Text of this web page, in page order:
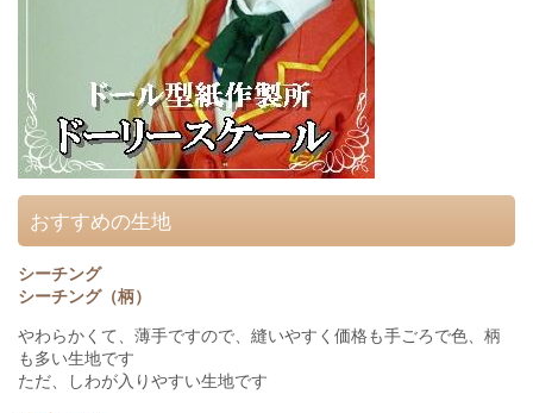
おすすめの生地
シーチング
シーチング（柄）
やわらかくて、薄手ですので、縫いやすく価格も手ごろで色、柄
も多い生地です
ただ、しわが入りやすい生地です